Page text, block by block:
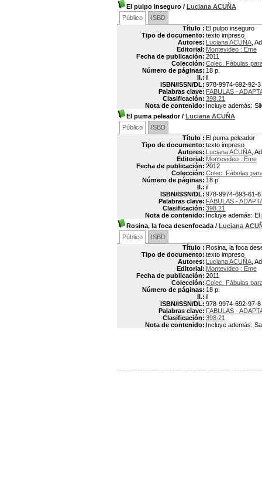
El pulpo inseguro / Luciana ACUÑA
Público
ISBD
Título : El pulpo inseguro
Tipo de documento: texto impreso
Autores: Luciana ACUÑA ,
Editorial: Montevideo : Eme
Fecha de publicación: 2011
Colección: Colec. Fábulas
Número de páginas: 18 p.
Il.: il
ISBN/ISSN/DL: 978-9974-692-92-3
Palabras clave: FABULAS -
Clasificación: 398.21
Nota de contenido: Incluye además:
El puma peleador/ Luciana ACUÑA
Público
ISBD
Título : El puma peleador
Tipo de documento: texto impreso
Autores: Luciana ACUÑA ,
Editorial: Montevideo : Eme
Fecha de publicación: 2012
Colección: Colec. Fábulas
Número de páginas: 18 p.
Il.: il
ISBN/ISSN/DL: 978-9974-693-61-6
Palabras clave: FABULAS -
Clasificación: 398.21
Nota de contenido: Incluye además:
Rosina, la foca desenfocada / Luciana
Público
ISBD
Título : Rosina, la foca
Tipo de documento: texto impreso
Autores: Luciana ACUÑA ,
Editorial: Montevideo : Eme
Fecha de publicación: 2011
Colección: Colec. Fábulas
Número de páginas: 18 p.
Il.: il
ISBN/ISSN/DL: 978-9974-692-97-8
Palabras clave: FABULAS -
Clasificación: 398.21
Nota de contenido: Incluye además: